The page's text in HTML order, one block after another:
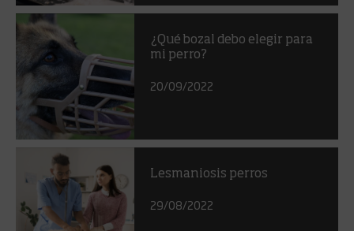
¿Qué bozal debo elegir para
mi perro?
20/09/2022
Lesmaniosis perros
29/08/2022